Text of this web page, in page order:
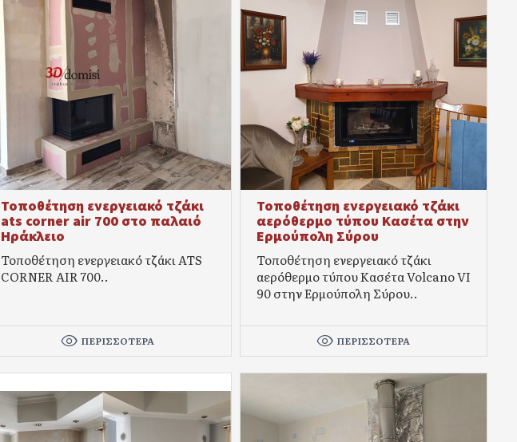
Τοποθέτηση ενεργειακό τζάκι
ats corner air 700 στο παλαιό
Ηράκλειο
Τοποθέτηση ενεργειακό τζάκι ATS
CORNER AIR 700..
ΠΕΡΙΣΣΌΤΕΡΑ
Τοποθέτηση ενεργειακό τζάκι
αερόθερμο τύπου Κασέτα στην
Ερμούπολη Σύρου
Τοποθέτηση ενεργειακό τζάκι
αερόθερμο τύπου Κασέτα Volcano VI
90 στην Ερμούπολη Σύρου..
ΠΕΡΙΣΣΌΤΕΡΑ